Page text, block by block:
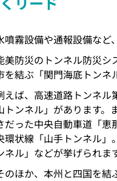
噴霧設備や通報設備など
美防災のトンネル防災シ
を結ぶ「関門海底トンネ
えば、高速道路トンネル
トンネル」があります
だった中央自動車道「恵
環状線「山手トンネル
ネル」などが挙げられま
のほか、本州と四国を結